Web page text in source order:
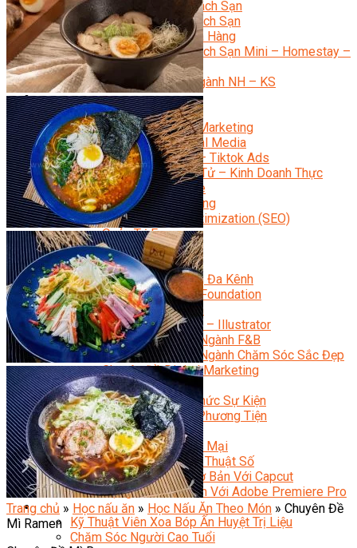
Tiếng Anh Nhà Hàng Khách Sạn
Khởi Sự Kinh Doanh Khách Sạn
Khởi Sự Kinh Doanh Nhà Hàng
Khởi Sự Kinh Doanh Khách Sạn Mini – Homestay –
AirBnB
Kiến Thức & Kỹ Năng Ngành NH – KS
Marketing
Digital Marketing
Giám Đốc Digital Marketing
Chuyên Viên Social Media
Tiktok Marketing – Tiktok Ads
Thương Mại Điện Tử – Kinh Doanh Thực
Chiến Trên Shopee
Facebook Marketing
Search Engine Optimization (SEO)
Quản Trị Fanpage
Facebook Ads
Google Ads
Content Marketing Đa Kênh
Digital Marketing Foundation
Bán Hàng Đa Kênh
Adobe Photoshop – Illustrator
Marketing Online Ngành F&B
Marketing Online Ngành Chăm Sóc Sắc Đẹp
Chuyên Đề Digital Marketing
Media Production
Chuyên Viên Tổ Chức Sự Kiện
Truyền Thông Đa Phương Tiện
Media Production
Nhiếp Ảnh Thương Mại
Sản Xuất Phim Kỹ Thuật Số
Biên Tập Video Cơ Bản Với Capcut
Dựng Phim Cơ Bản Với Adobe Premiere Pro
Sức Khỏe
Kỹ Thuật Viên Xoa Bóp Ấn Huyệt Trị Liệu
Chăm Sóc Người Cao Tuổi
Trang chủ » Học nấu ăn » Học Nấu Ăn Theo Món » Chuyên Đề
Mì Ramen